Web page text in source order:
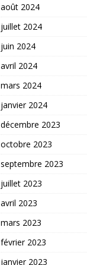
août 2024
juillet 2024
juin 2024
avril 2024
mars 2024
janvier 2024
décembre 2023
octobre 2023
septembre 2023
juillet 2023
avril 2023
mars 2023
février 2023
janvier 2023